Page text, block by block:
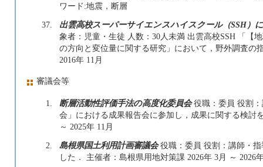
ワード:地震，断層
37.
出雲高校スーパーサイエンスハイスクール（SSH）
象者：児童・生徒 人数：30人未満 出雲高校SSH 「【
の方向と変位量に関する研究」において，野外調査の
2016年 11月
審議会等
1. 断層活動性評価手法の高度化委員会役職：委員 役割
会」における成果報告会に参加し，成果に関する検討
～ 2025年 11月
2.
島根県国土利用計画審議会役職：委員 役割：講師・
した． 主催者：島根県用地対策課 2026年 3月 ～ 2026